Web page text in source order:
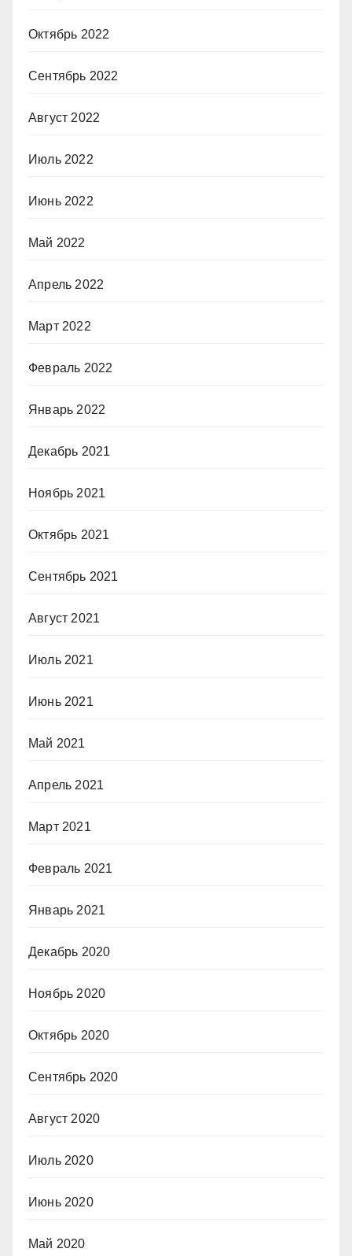
Октябрь 2022
Сентябрь 2022
Август 2022
Июль 2022
Июнь 2022
Май 2022
Апрель 2022
Март 2022
Февраль 2022
Январь 2022
Декабрь 2021
Ноябрь 2021
Октябрь 2021
Сентябрь 2021
Август 2021
Июль 2021
Июнь 2021
Май 2021
Апрель 2021
Март 2021
Февраль 2021
Январь 2021
Декабрь 2020
Ноябрь 2020
Октябрь 2020
Сентябрь 2020
Август 2020
Июль 2020
Июнь 2020
Май 2020